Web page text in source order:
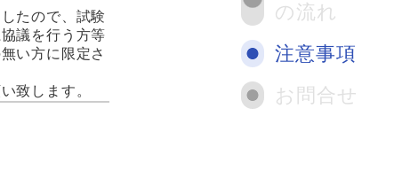
たので、試験
議を行う方等
い方に限定さ
致します。
の流れ
注意事項
お問合せ